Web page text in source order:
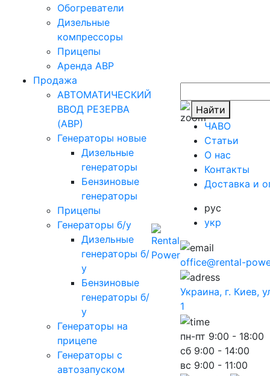
Обогреватели
Дизельные
компрессоры
Прицепы
Аренда АВР
Продажа
АВТОМАТИЧЕСКИЙ
ВВОД РЕЗЕРВА
(АВР)
Генераторы новые
Дизельные
генераторы
Бензиновые
генераторы
Прицепы
Генераторы б/у
Дизельные
генераторы б/
у
Бензиновые
генераторы б/
у
Генераторы на
прицепе
Генераторы с
автозапуском
Найти
ЧАВО
Cтатьи
O нас
Контакты
Доставка и
рус
укр
office@rental-
Украина, г. Киев,
1
пн-пт 9:00 - 18:00
сб 9:00 - 14:00
вс 9:00 - 11:00